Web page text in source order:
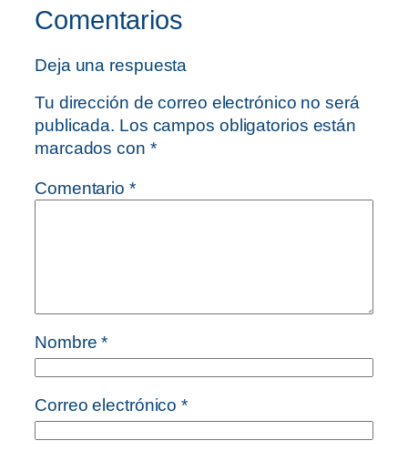
Comentarios
Deja una respuesta
Tu dirección de correo electrónico no será
publicada. Los campos obligatorios están
marcados con *
Comentario *
Nombre*
Correo electrónico*